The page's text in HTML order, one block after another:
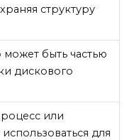
структуру
может быть частью
дискового
или
для